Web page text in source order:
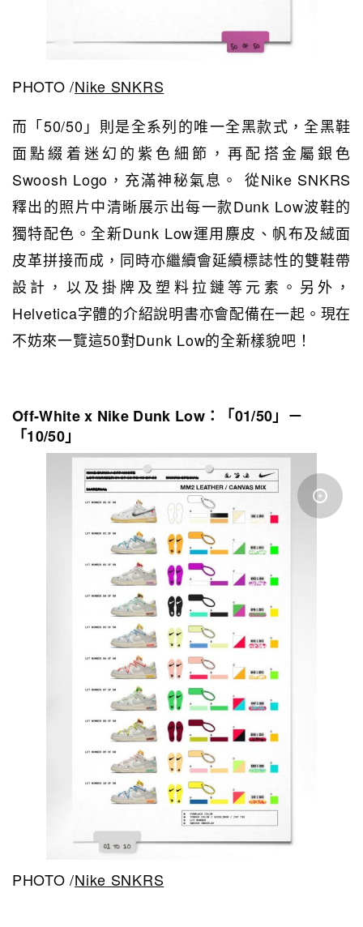
PHOTO /Nike SNKRS
而「50/50」則是全系列的唯一全黑款式，全黑鞋
面點綴着迷幻的紫色細節，再配搭金屬銀色
Swoosh Logo，充滿神秘氣息。 從Nike SNKRS
釋出的照片中清晰展示出每一款Dunk Low波鞋的
獨特配色。全新Dunk Low運用麖皮、帆布及絨面
皮革拼接而成，同時亦繼續會延續標誌性的雙鞋帶
設計，以及掛牌及塑料拉鏈等元素。另外，
Helvetica字體的介紹說明書亦會配備在一起。現在
不妨來一覽這50對Dunk Low的全新樣貌吧！
Off-White x Nike Dunk Low：「01/50」－
「10/50」
PHOTO /Nike SNKRS